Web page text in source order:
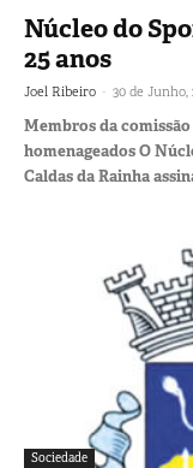
Núcleo do
25 anos
Joel Ribeiro - 30 de Junho,
Membros da
homenageados O
Caldas da Rainha
Sociedade